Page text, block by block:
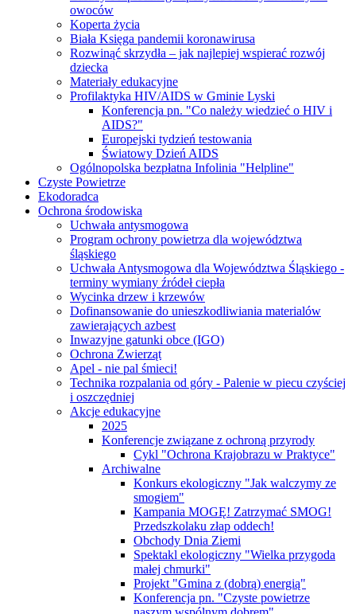
owoców
Koperta życia
Biała Księga pandemii koronawirusa
Rozwinąć skrzydła – jak najlepiej wspierać rozwój
dziecka
Materiały edukacyjne
Profilaktyka HIV/AIDS w Gminie Lyski
Konferencja pn. "Co należy wiedzieć o HIV i
AIDS?"
Europejski tydzień testowania
Światowy Dzień AIDS
Ogólnopolska bezpłatna Infolinia "Helpline"
Czyste Powietrze
Ekodoradca
Ochrona środowiska
Uchwała antysmogowa
Program ochrony powietrza dla województwa
śląskiego
Uchwała Antysmogowa dla Województwa Śląskiego -
terminy wymiany źródeł ciepła
Wycinka drzew i krzewów
Dofinansowanie do unieszkodliwiania materialów
zawierających azbest
Inwazyjne gatunki obce (IGO)
Ochrona Zwierząt
Apel - nie pal śmieci!
Technika rozpalania od góry - Palenie w piecu czyściej
i oszczędniej
Akcje edukacyjne
2025
Konferencje związane z ochroną przyrody
Cykl "Ochrona Krajobrazu w Praktyce"
Archiwalne
Konkurs ekologiczny "Jak walczymy ze
smogiem"
Kampania MOGĘ! Zatrzymać SMOG!
Przedszkolaku złap oddech!
Obchody Dnia Ziemi
Spektakl ekologiczny "Wielka przygoda
małej chmurki"
Projekt "Gmina z (dobrą) energią"
Konferencja pn. "Czyste powietrze